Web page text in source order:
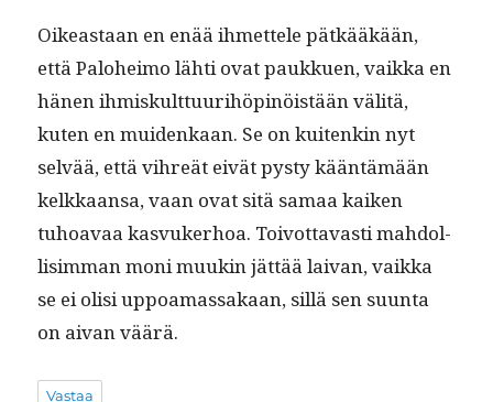
Oikeas­t­aan en enää ihmettele pätkääkään,
että Palo­heimo lähti ovat paukkuen, vaik­ka en
hänen ihmiskult­tuuri­höpinöistään väl­itä,
kuten en muidenkaan. Se on kuitenkin nyt
selvää, että vihreät eivät pysty kään­tämään
kelkkaansa, vaan ovat sitä samaa kaiken
tuhoavaa kasvuk­er­hoa. Toiv­ot­tavasti mah­dol­
lisim­man moni muukin jät­tää laivan, vaik­ka
se ei olisi uppoa­mas­sakaan, sil­lä sen suun­ta
on aivan väärä.
Vastaa